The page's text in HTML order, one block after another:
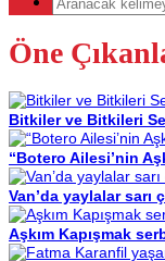
Öne
Bitkiler ve Bitkileri
“Botero Ailesi’nin
Van’da yaylalar sarı
Aşkım Kapışmak